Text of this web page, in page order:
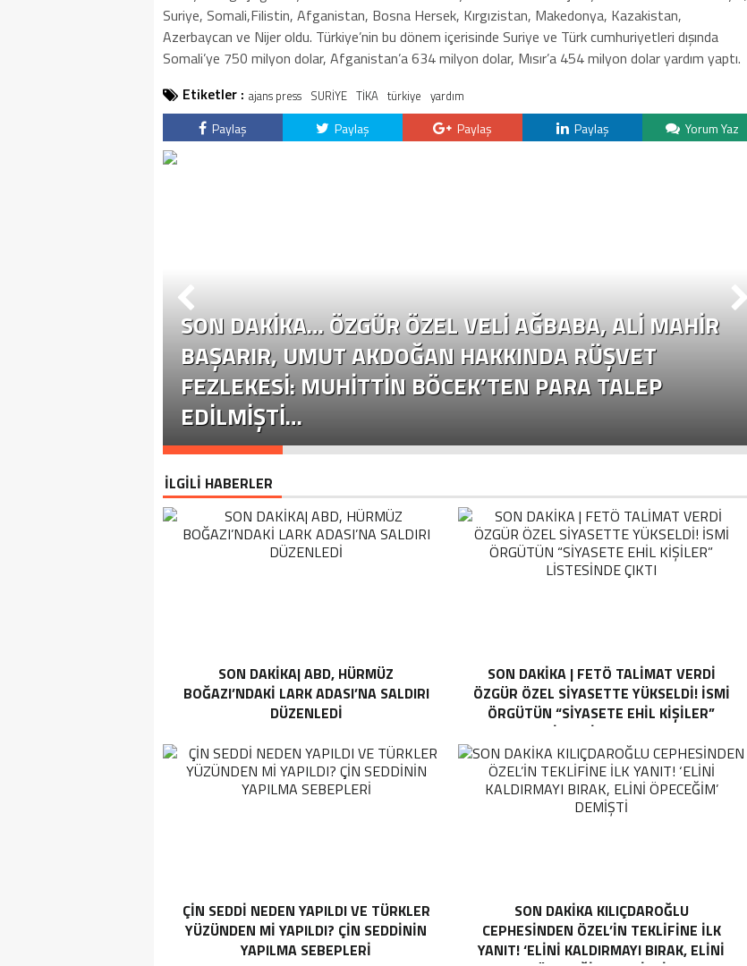
Suriye, Somali,Filistin, Afganistan, Bosna Hersek, Kırgızistan, Makedonya, Kazakistan,
Azerbaycan ve Nijer oldu. Türkiye’nin bu dönem içerisinde Suriye ve Türk cumhuriyetleri dışında
Somali’ye 750 milyon dolar, Afganistan’a 634 milyon dolar, Mısır’a 454 milyon dolar yardım yaptı.
Etiketler : ajans press SURİYE TİKA türkiye yardım
Paylaş Paylaş Paylaş Paylaş Yorum Yaz
SON DAKİKA… ÖZGÜR ÖZEL VELI AĞBABA, ALI MAHIR
BAŞARIR, UMUT AKDOĞAN HAKKINDA RÜŞVET
FEZLEKESI: MUHITTIN BÖCEK’TEN PARA TALEP
EDILMIŞTI…
İLGİLİ HABERLER
SON DAKİKA| ABD, HÜRMÜZ
BOĞAZI’NDAKI LARK ADASI’NA SALDIRI
DÜZENLEDI
SON DAKİKA | FETÖ TALIMAT VERDI
ÖZGÜR ÖZEL SIYASETTE YÜKSELDI! İSMI
ÖRGÜTÜN “SIYASETE EHIL KIŞILER”
LISTESINDE ÇIKTI
ÇIN SEDDI NEDEN YAPILDI VE TÜRKLER
YÜZÜNDEN MI YAPILDI? ÇIN SEDDININ
YAPILMA SEBEPLERI
SON DAKİKA KILIÇDAROĞLU
CEPHESINDEN ÖZEL’IN TEKLIFINE ILK
YANIT! ‘ELINI KALDIRMAYI BIRAK, ELINI